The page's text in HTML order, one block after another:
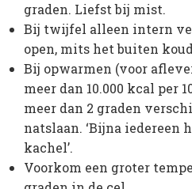
graden. Liefst bij mist.
Bij twijfel alleen intern
open, mits het buiten
Bij opwarmen (voor
meer dan 10.000 kcal per
meer dan 2 graden
natslaan. ‘Bijna iedereen
kachel’.
Voorkom een groter